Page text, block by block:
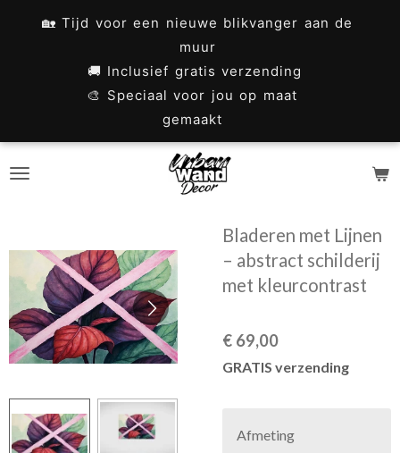
🏡 Tijd voor een nieuwe blikvanger aan de
muur
🚚 Inclusief gratis verzending
🎨 Speciaal voor jou op maat
gemaakt
Bladeren met Lijnen
– abstract schilderij
met kleurcontrast
€ 69,00
GRATIS verzending
Afmeting